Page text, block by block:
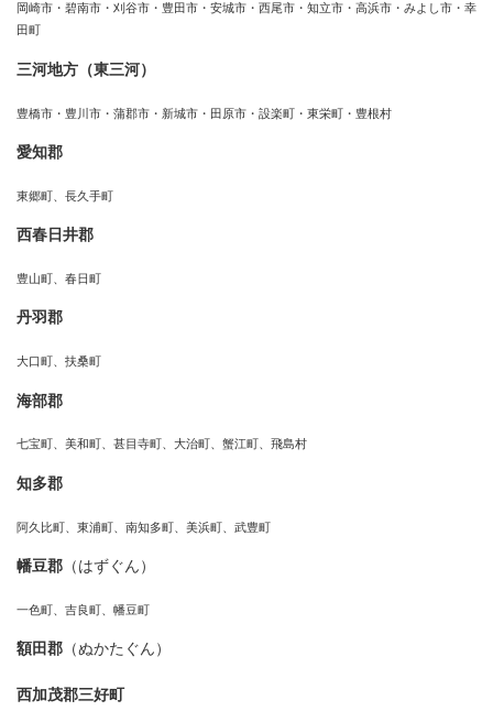
岡崎市・碧南市・刈谷市・豊田市・安城市・西尾市・知立市・高浜市・みよし市・幸
田町
三河地方（東三河）
豊橋市・豊川市・蒲郡市・新城市・田原市・設楽町・東栄町・豊根村
愛知郡
東郷町、長久手町
西春日井郡
豊山町、春日町
丹羽郡
大口町、扶桑町
海部郡
七宝町、美和町、甚目寺町、大治町、蟹江町、飛島村
知多郡
阿久比町、東浦町、南知多町、美浜町、武豊町
幡豆郡 （はずぐん）
一色町、吉良町、幡豆町
額田郡 （ぬかたぐん）
西加茂郡三好町